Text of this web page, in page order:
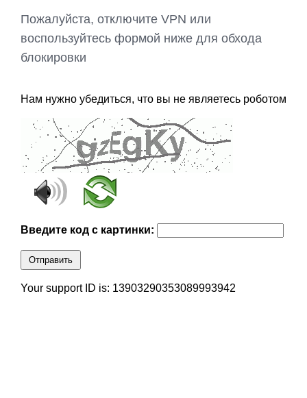
Пожалуйста, отключите VPN или
воспользуйтесь формой ниже для обхода
блокировки
Нам нужно убедиться, что вы не являетесь роботом
Введите код с картинки:
Отправить
Your support ID is: 13903290353089993942